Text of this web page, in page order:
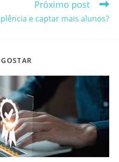
Próximo post
e captar mais alunos?